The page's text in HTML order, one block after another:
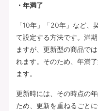
・年満了
「10年」「20年」など、
て設定する方法です。満
ますが、更新型の商品で
れます。そのため、年満
ます。
更新時には、その時点の
ため、更新を重ねるごと